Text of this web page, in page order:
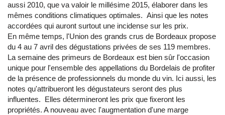
aussi 2010, que va valoir le millésime 2015, élaborer dans les
mêmes conditions climatiques optimales. Ainsi que les notes
accordées qui auront surtout une incidense sur les prix.
En même temps, l'Union des grands crus de Bordeaux propose
du 4 au 7 avril des dégustations privées de ses 119 membres.
La semaine des primeurs de Bordeaux est bien sûr l'occasion
unique pour l'ensemble des appellations du Bordelais de profiter
de la présence de professionnels du monde du vin. Ici aussi, les
notes qu'attribueront les dégustateurs seront des plus
influentes. Elles détermineront les prix que fixeront les
propriétés. A nouveau avec l'augmentation d'une marge